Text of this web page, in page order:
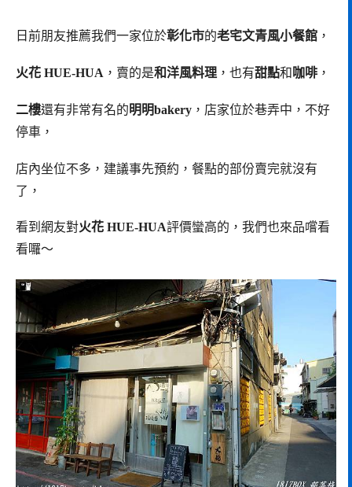
日前朋友推薦我們一家位於彰化市的老宅文青風小餐館 ，
火花 HUE-HUA ，賣的是和洋風料理 ，也有甜點和 咖啡 ，
二樓還有非常有名的明明bakery ，店家位於巷弄中，不好
停車，
店內坐位不多，建議事先預約，餐點的部份賣完就沒有
了，
看到網友對火花 HUE-HUA評價蠻高的，我們也來品嚐看
看囉～